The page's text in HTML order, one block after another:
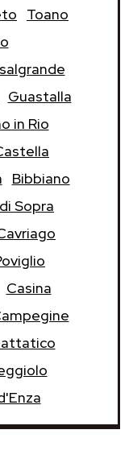
Toano
Guastalla
in Rio
Bibbiano
Sopra
Casina